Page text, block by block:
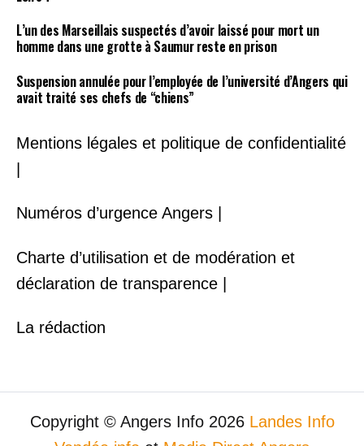
L’un des Marseillais suspectés d’avoir laissé pour mort un
homme dans une grotte à Saumur reste en prison
Suspension annulée pour l’employée de l’université d’Angers qui
avait traité ses chefs de “chiens”
Mentions légales et politique de confidentialité
Numéros d’urgence Angers |
Charte d’utilisation et de modération et
déclaration de transparence |
La rédaction
Copyright © Angers Info 2026 Landes Info